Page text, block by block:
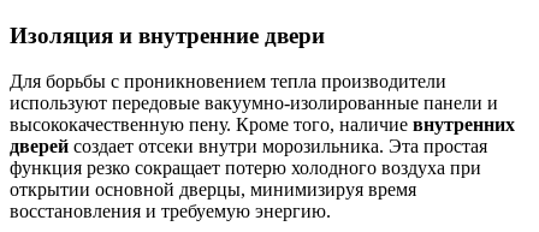
Изоляция и внутренние двери
Для борьбы с проникновением тепла производители
используют передовые вакуумно-изолированные панели и
высококачественную пену. Кроме того, наличие внутренних
дверей создает отсеки внутри морозильника. Эта простая
функция резко сокращает потерю холодного воздуха при
открытии основной дверцы, минимизируя время
восстановления и требуемую энергию.